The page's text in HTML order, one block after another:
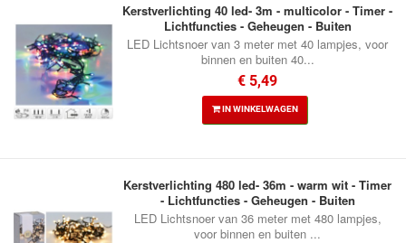
Kerstverlichting 40 led- 3m - multicolor - Timer -
Lichtfuncties - Geheugen - Buiten
LED Lichtsnoer van 3 meter met 40 lampjes, voor
binnen en buiten 40...
€ 5,49
IN WINKELWAGEN
Kerstverlichting 480 led- 36m - warm wit - Timer
- Lichtfuncties - Geheugen - Buiten
LED Lichtsnoer van 36 meter met 480 lampjes,
voor binnen en buiten ...